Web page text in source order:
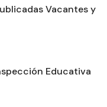
Vacantes y
Educativa